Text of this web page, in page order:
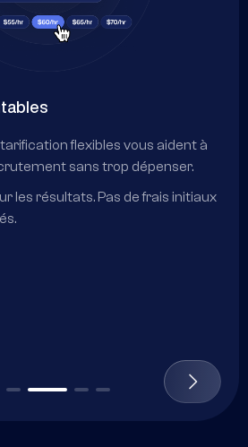
et discrétion
offres d'emploi et vos activités de
privées par défaut.
informations sensibles sont
d'accès stricts et des normes